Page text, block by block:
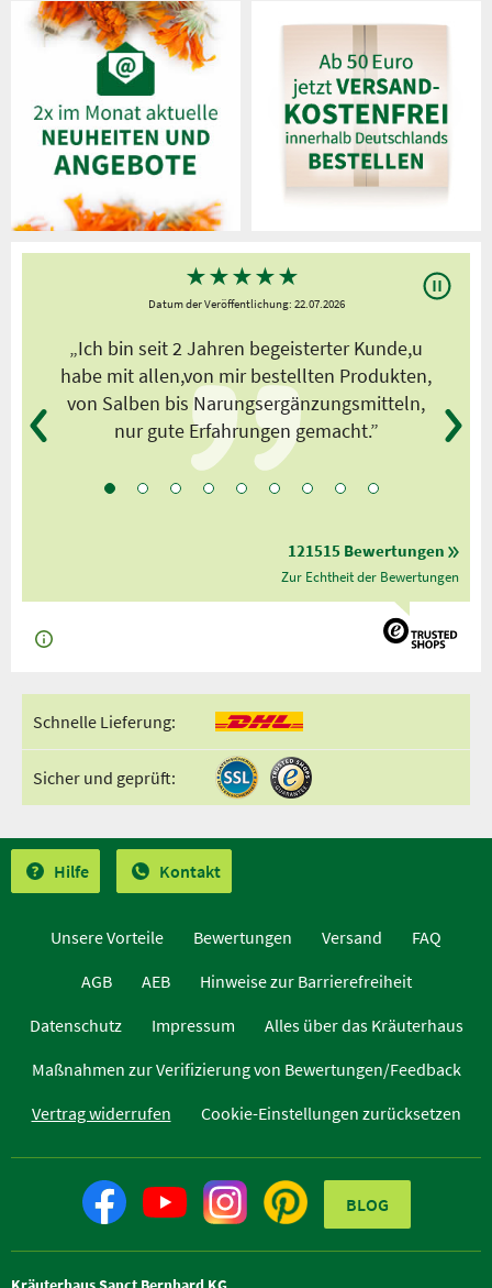
★★★★★
Datum der Veröffentlichung: 22.07.2026
„Ich bin seit 2 Jahren begeisterter Kunde,u
habe mit allen,von mir bestellten Produkten,
von Salben bis Narungsergänzungsmitteln,
nur gute Erfahrungen gemacht.”
121515 Bewertungen
Zur Echtheit der Bewertungen
Schnelle Lieferung:
Sicher und geprüft:
Hilfe Kontakt
Unsere Vorteile Bewertungen Versand
FAQ
AGB
AEB
Hinweise zur Barrierefreiheit
Datenschutz
Impressum
Alles über das Kräuterhaus
Maßnahmen zur Verifizierung von Bewertungen/Feedback
Vertrag widerrufen
Cookie-Einstellungen zurücksetzen
BLOG